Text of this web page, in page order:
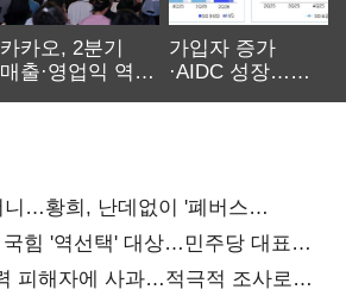
카카오, 2분기
매출·영업익 역대
가입자 증가
·AIDC 성장…
니…황희, 난데없이 '폐버스
힘 '역선택' 대상…민주당 대표로
피해자에 사과…적극적 조사로